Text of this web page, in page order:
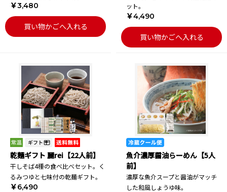
￥3,480
買い物かごへ入れる
ット。
￥4,490
買い物かごへ入れる
乾麺ギフト 麗rei【22人前】
干しそば4種の食べ比べセット。く
るみつゆと七味付の乾麺ギフト。
￥6,490
魚介濃厚醤油らーめん【5人
前】
濃厚な魚介スープと醤油がマッチ
した和風しょうゆ味。